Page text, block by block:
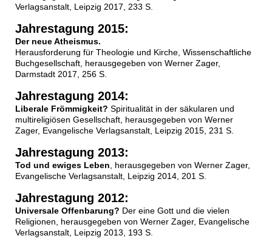
Verlagsanstalt, Leipzig 2017, 233 S.
Jahrestagung 2015:
Der neue Atheismus.
Herausforderung für Theologie und Kirche, Wissenschaftliche
Buchgesellschaft, herausgegeben von Werner Zager,
Darmstadt 2017, 256 S.
Jahrestagung 2014:
Liberale Frömmigkeit? Spiritualität in der säkularen und
multireligiösen Gesellschaft, herausgegeben von Werner
Zager, Evangelische Verlagsanstalt, Leipzig 2015, 231 S.
Jahrestagung 2013:
Tod und ewiges Leben , herausgegeben von Werner Zager,
Evangelische Verlagsanstalt, Leipzig 2014, 201 S.
Jahrestagung 2012:
Universale Offenbarung? Der eine Gott und die vielen
Religionen, herausgegeben von Werner Zager, Evangelische
Verlagsanstalt, Leipzig 2013, 193 S.